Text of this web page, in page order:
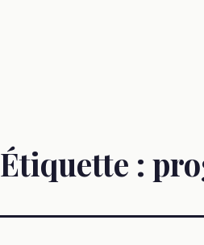
Étiquette :